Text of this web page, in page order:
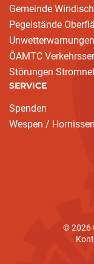
Gemeinde
Pegelstände
Unwetterwarnungen
ÖAMTC
Störungen
SERVICE
Spenden
Wespen / Hornissen
© 2026